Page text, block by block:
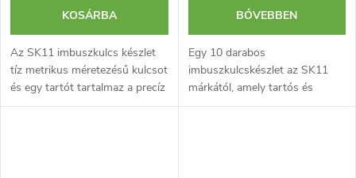
KOSÁRBA
Az SK11 imbuszkulcs készlet
tíz metrikus méretezésű kulcsot
és egy tartót tartalmaz a precíz
csavarozási munkákhoz.
BŐVEBBEN
Egy 10 darabos
imbuszkulcskészlet az SK11
márkától, amely tartós és
pontos hüvelyk méretezésű